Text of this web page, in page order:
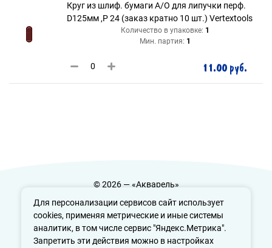
Для персонализации сервисов сайт использует
cookies, применяя метрические и иные системы
аналитик, в том числе сервис "Яндекс.Метрика".
Запретить эти действия можно в настройках
Круг из шлиф. бумаги А/О для липучки перф.
D125мм ,Р 24 (заказ кратно 10 шт.) Vertextools
Количество в упаковке: 1
Мин. партия: 1
11.00 руб.
© 2026 — «Акварель»
Политика конфиденциальности